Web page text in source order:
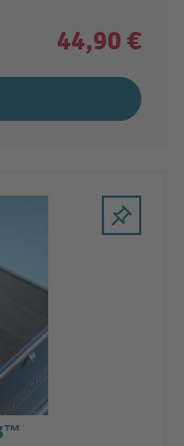
44,90 €